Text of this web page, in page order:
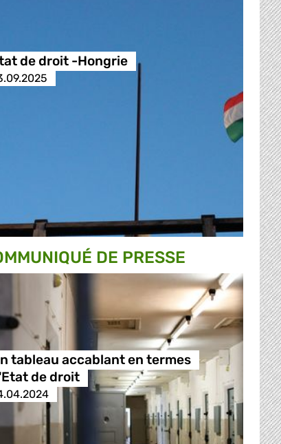
de droit -Hongrie
DE PRESSE
tableau accablant en termes
de droit